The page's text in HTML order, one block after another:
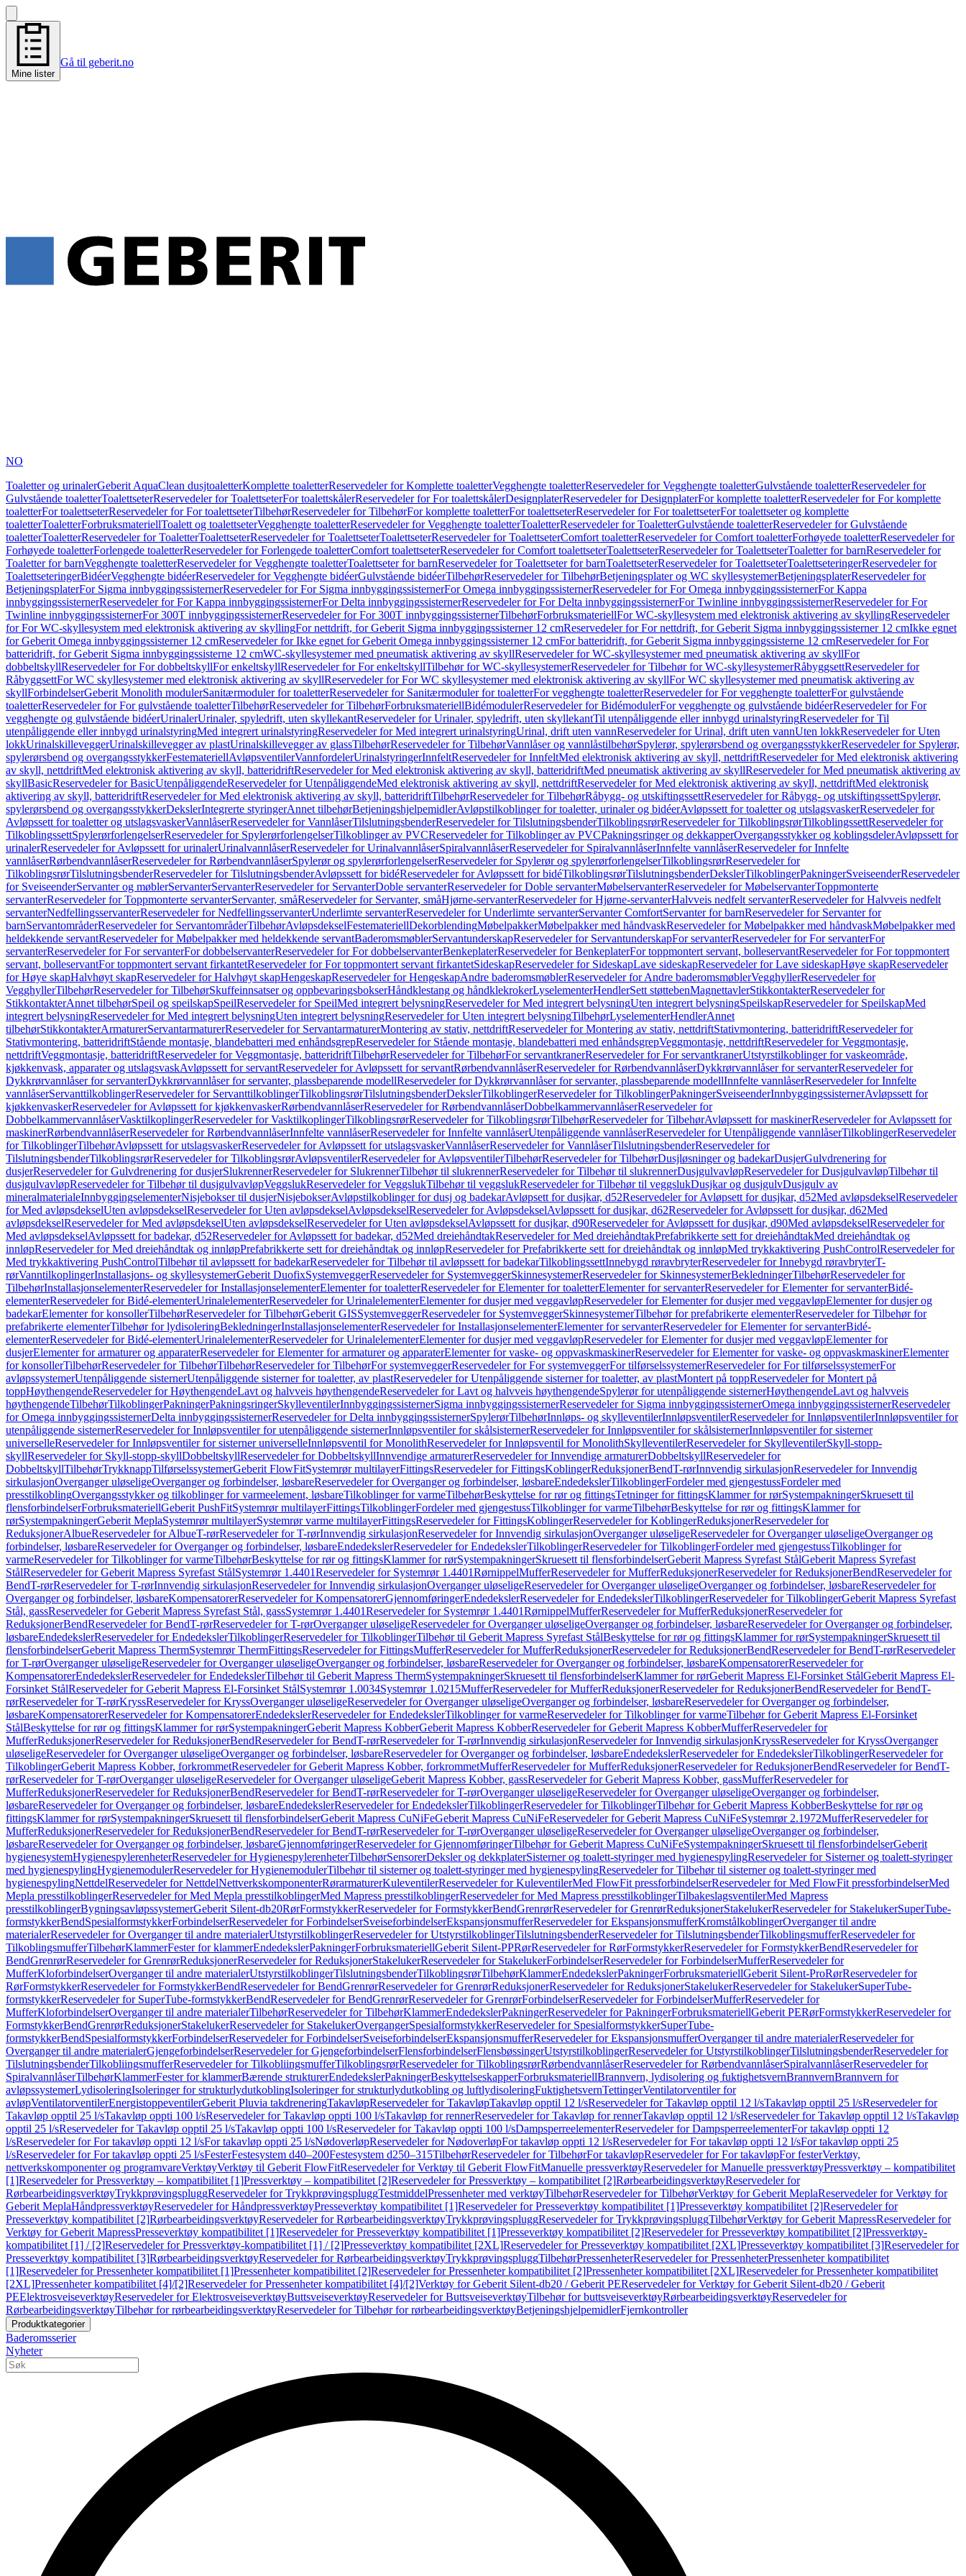
Mine lister
Gå til geberit.no
NO
Toaletter og urinalerGeberit AquaClean dusjtoaletterKomplette toaletterReservedeler for Komplette toaletterVegghengte toaletterReservedeler for Vegghengte toaletterGulvstående toaletterReservedeler for
Gulvstående toaletterToalettseterReservedeler for ToalettseterFor toalettskålerReservedeler for For toalettskålerDesignplaterReservedeler for DesignplaterFor komplette toaletterReservedeler for For komplette
toaletterFor toalettseterReservedeler for For toalettseterTilbehørReservedeler for TilbehørFor komplette toaletterFor toalettseterReservedeler for For toalettseterFor toalettseter og komplette
toaletterToaletterForbruksmateriellToalett og toalettseterVegghengte toaletterReservedeler for Vegghengte toaletterToaletterReservedeler for ToaletterGulvstående toaletterReservedeler for Gulvstående
toaletterToaletterReservedeler for ToaletterToalettseterReservedeler for ToalettseterToalettseterReservedeler for ToalettseterComfort toaletterReservedeler for Comfort toaletterForhøyede toaletterReservedeler for
Forhøyede toaletterForlengede toaletterReservedeler for Forlengede toaletterComfort toalettseterReservedeler for Comfort toalettseterToalettseterReservedeler for ToalettseterToaletter for barnReservedeler for
Toaletter for barnVegghengte toaletterReservedeler for Vegghengte toaletterToalettseter for barnReservedeler for Toalettseter for barnToalettseterReservedeler for ToalettseterToalettseteringerReservedeler for
ToalettseteringerBidéerVegghengte bidéerReservedeler for Vegghengte bidéerGulvstående bidéerTilbehørReservedeler for TilbehørBetjeningsplater og WC skyllesystemerBetjeningsplaterReservedeler for
BetjeningsplaterFor Sigma innbyggingssisternerReservedeler for For Sigma innbyggingssisternerFor Omega innbyggingssisternerReservedeler for For Omega innbyggingssisternerFor Kappa
innbyggingssisternerReservedeler for For Kappa innbyggingssisternerFor Delta innbyggingssisternerReservedeler for For Delta innbyggingssisternerFor Twinline innbyggingssisternerReservedeler for For
Twinline innbyggingssisternerFor 300T innbyggingssisternerReservedeler for For 300T innbyggingssisternerTilbehørForbruksmateriellFor WC-skyllesystem med elektronisk aktivering av skyllingReservedeler
for For WC-skyllesystem med elektronisk aktivering av skyllingFor nettdrift, for Geberit Sigma innbyggingssisterner 12 cmReservedeler for For nettdrift, for Geberit Sigma innbyggingssisterner 12 cmIkke egnet
for Geberit Omega innbyggingssisterner 12 cmReservedeler for Ikke egnet for Geberit Omega innbyggingssisterner 12 cmFor batteridrift, for Geberit Sigma innbyggingssisterne 12 cmReservedeler for For
batteridrift, for Geberit Sigma innbyggingssisterne 12 cmWC-skyllesystemer med pneumatisk aktivering av skyllReservedeler for WC-skyllesystemer med pneumatisk aktivering av skyllFor
dobbeltskyllReservedeler for For dobbeltskyllFor enkeltskyllReservedeler for For enkeltskyllTilbehør for WC-skyllesystemerReservedeler for Tilbehør for WC-skyllesystemerRåbyggsettReservedeler for
RåbyggsettFor WC skyllesystemer med elektronisk aktivering av skyllReservedeler for For WC skyllesystemer med elektronisk aktivering av skyllFor WC skyllesystemer med pneumatisk aktivering av
skyllForbindelserGeberit Monolith modulerSanitærmoduler for toaletterReservedeler for Sanitærmoduler for toaletterFor vegghengte toaletterReservedeler for For vegghengte toaletterFor gulvstående
toaletterReservedeler for For gulvstående toaletterTilbehørReservedeler for TilbehørForbruksmateriellBidémodulerReservedeler for BidémodulerFor vegghengte og gulvstående bidéerReservedeler for For
vegghengte og gulvstående bidéerUrinalerUrinaler, spyledrift, uten skyllekantReservedeler for Urinaler, spyledrift, uten skyllekantTil utenpåliggende eller innbygd urinalstyringReservedeler for Til
utenpåliggende eller innbygd urinalstyringMed integrert urinalstyringReservedeler for Med integrert urinalstyringUrinal, drift uten vannReservedeler for Urinal, drift uten vannUten lokkReservedeler for Uten
lokkUrinalskilleveggerUrinalskillevegger av plastUrinalskillevegger av glassTilbehørReservedeler for TilbehørVannlåser og vannlåstilbehørSpylerør, spylerørsbend og overgangsstykkerReservedeler for Spylerør,
spylerørsbend og overgangsstykkerFestemateriellAvløpsventilerVannfordelerUrinalstyringerInnfeltReservedeler for InnfeltMed elektronisk aktivering av skyll, nettdriftReservedeler for Med elektronisk aktivering
av skyll, nettdriftMed elektronisk aktivering av skyll, batteridriftReservedeler for Med elektronisk aktivering av skyll, batteridriftMed pneumatisk aktivering av skyllReservedeler for Med pneumatisk aktivering av
skyllBasicReservedeler for BasicUtenpåliggendeReservedeler for UtenpåliggendeMed elektronisk aktivering av skyll, nettdriftReservedeler for Med elektronisk aktivering av skyll, nettdriftMed elektronisk
aktivering av skyll, batteridriftReservedeler for Med elektronisk aktivering av skyll, batteridriftTilbehørReservedeler for TilbehørRåbygg- og utskiftingssettReservedeler for Råbygg- og utskiftingssettSpylerør,
spylerørsbend og overgangsstykkerDekslerIntegrerte styringerAnnet tilbehørBetjeningshjelpemidlerAvløpstilkoblinger for toaletter, urinaler og bidéerAvløpssett for toaletter og utslagsvaskerReservedeler for
Avløpssett for toaletter og utslagsvaskerVannlåserReservedeler for VannlåserTilslutningsbenderReservedeler for TilslutningsbenderTilkoblingsrørReservedeler for TilkoblingsrørTilkoblingssettReservedeler for
TilkoblingssettSpylerørforlengelserReservedeler for SpylerørforlengelserTilkoblinger av PVCReservedeler for Tilkoblinger av PVCPakningsringer og dekkapperOvergangsstykker og koblingsdelerAvløpssett for
urinalerReservedeler for Avløpssett for urinalerUrinalvannlåserReservedeler for UrinalvannlåserSpiralvannlåserReservedeler for SpiralvannlåserInnfelte vannlåserReservedeler for Innfelte
vannlåserRørbendvannlåserReservedeler for RørbendvannlåserSpylerør og spylerørforlengelserReservedeler for Spylerør og spylerørforlengelserTilkoblingsrørReservedeler for
TilkoblingsrørTilslutningsbenderReservedeler for TilslutningsbenderAvløpssett for bidéReservedeler for Avløpssett for bidéTilkoblingsrørTilslutningsbenderDekslerTilkoblingerPakningerSveiseenderReservedeler
for SveiseenderServanter og møblerServanterServanterReservedeler for ServanterDoble servanterReservedeler for Doble servanterMøbelservanterReservedeler for MøbelservanterToppmonterte
servanterReservedeler for Toppmonterte servanterServanter, småReservedeler for Servanter, småHjørne-servanterReservedeler for Hjørne-servanterHalvveis nedfelt servanterReservedeler for Halvveis nedfelt
servanterNedfellingsservanterReservedeler for NedfellingsservanterUnderlimte servanterReservedeler for Underlimte servanterServanter ComfortServanter for barnReservedeler for Servanter for
barnServantområderReservedeler for ServantområderTilbehørAvløpsdekselFestemateriellDekorblendingMøbelpakkerMøbelpakker med håndvaskReservedeler for Møbelpakker med håndvaskMøbelpakker med
heldekkende servantReservedeler for Møbelpakker med heldekkende servantBaderomsmøblerServantunderskapReservedeler for ServantunderskapFor servanterReservedeler for For servanterFor
servanterReservedeler for For servanterFor dobbelservanterReservedeler for For dobbelservanterBenkeplaterReservedeler for BenkeplaterFor toppmontert servant, bolleservantReservedeler for For toppmontert
servant, bolleservantFor toppmontert servant firkantetReservedeler for For toppmontert servant firkantetSideskapReservedeler for SideskapLave sideskapReservedeler for Lave sideskapHøye skapReservedeler
for Høye skapHalvhøyt skapReservedeler for Halvhøyt skapHengeskapReservedeler for HengeskapAndre baderomsmøblerReservedeler for Andre baderomsmøblerVegghyllerReservedeler for
VegghyllerTilbehørReservedeler for TilbehørSkuffeinnsatser og oppbevaringsbokserHåndklestang og håndklekrokerLyselementerHendlerSett støttebenMagnettavlerStikkontakterReservedeler for
StikkontakterAnnet tilbehørSpeil og speilskapSpeilReservedeler for SpeilMed integrert belysningReservedeler for Med integrert belysningUten integrert belysningSpeilskapReservedeler for SpeilskapMed
integrert belysningReservedeler for Med integrert belysningUten integrert belysningReservedeler for Uten integrert belysningTilbehørLyselementerHendlerAnnet
tilbehørStikkontakterArmaturerServantarmaturerReservedeler for ServantarmaturerMontering av stativ, nettdriftReservedeler for Montering av stativ, nettdriftStativmontering, batteridriftReservedeler for
Stativmontering, batteridriftStående montasje, blandebatteri med enhåndsgrepReservedeler for Stående montasje, blandebatteri med enhåndsgrepVeggmontasje, nettdriftReservedeler for Veggmontasje,
nettdriftVeggmontasje, batteridriftReservedeler for Veggmontasje, batteridriftTilbehørReservedeler for TilbehørFor servantkranerReservedeler for For servantkranerUtstyrstilkoblinger for vaskeområde,
kjøkkenvask, apparater og utslagsvaskAvløpssett for servantReservedeler for Avløpssett for servantRørbendvannlåserReservedeler for RørbendvannlåserDykkrørvannlåser for servanterReservedeler for
Dykkrørvannlåser for servanterDykkrørvannlåser for servanter, plassbeparende modellReservedeler for Dykkrørvannlåser for servanter, plassbeparende modellInnfelte vannlåserReservedeler for Innfelte
vannlåserServanttilkoblingerReservedeler for ServanttilkoblingerTilkoblingsrørTilslutningsbenderDekslerTilkoblingerReservedeler for TilkoblingerPakningerSveiseenderInnbyggingssisternerAvløpssett for
kjøkkenvaskerReservedeler for Avløpssett for kjøkkenvaskerRørbendvannlåserReservedeler for RørbendvannlåserDobbelkammervannlåserReservedeler for
DobbelkammervannlåserVasktilkoplingerReservedeler for VasktilkoplingerTilkoblingsrørReservedeler for TilkoblingsrørTilbehørReservedeler for TilbehørAvløpssett for maskinerReservedeler for Avløpssett for
maskinerRørbendvannlåserReservedeler for RørbendvannlåserInnfelte vannlåserReservedeler for Innfelte vannlåserUtenpåliggende vannlåserReservedeler for Utenpåliggende vannlåserTilkoblingerReservedeler
for TilkoblingerTilbehørAvløpssett for utslagsvaskerReservedeler for Avløpssett for utslagsvaskerVannlåserReservedeler for VannlåserTilslutningsbenderReservedeler for
TilslutningsbenderTilkoblingsrørReservedeler for TilkoblingsrørAvløpsventilerReservedeler for AvløpsventilerTilbehørReservedeler for TilbehørDusjløsninger og badekarDusjerGulvdrenering for
dusjerReservedeler for Gulvdrenering for dusjerSlukrennerReservedeler for SlukrennerTilbehør til slukrennerReservedeler for Tilbehør til slukrennerDusjgulvavløpReservedeler for DusjgulvavløpTilbehør til
dusjgulvavløpReservedeler for Tilbehør til dusjgulvavløpVeggslukReservedeler for VeggslukTilbehør til veggslukReservedeler for Tilbehør til veggslukDusjkar og dusjgulvDusjgulv av
mineralmaterialeInnbyggingselementerNisjebokser til dusjerNisjebokserAvløpstilkoblinger for dusj og badekarAvløpsett for dusjkar, d52Reservedeler for Avløpsett for dusjkar, d52Med avløpsdekselReservedeler
for Med avløpsdekselUten avløpsdekselReservedeler for Uten avløpsdekselAvløpsdekselReservedeler for AvløpsdekselAvløpssett for dusjkar, d62Reservedeler for Avløpssett for dusjkar, d62Med
avløpsdekselReservedeler for Med avløpsdekselUten avløpsdekselReservedeler for Uten avløpsdekselAvløpssett for dusjkar, d90Reservedeler for Avløpssett for dusjkar, d90Med avløpsdekselReservedeler for
Med avløpsdekselAvløpssett for badekar, d52Reservedeler for Avløpssett for badekar, d52Med dreiehåndtakReservedeler for Med dreiehåndtakPrefabrikkerte sett for dreiehåndtakMed dreiehåndtak og
innløpReservedeler for Med dreiehåndtak og innløpPrefabrikkerte sett for dreiehåndtak og innløpReservedeler for Prefabrikkerte sett for dreiehåndtak og innløpMed trykkaktivering PushControlReservedeler for
Med trykkaktivering PushControlTilbehør til avløpssett for badekarReservedeler for Tilbehør til avløpssett for badekarTilkoblingssettInnebygd røravbryterReservedeler for Innebygd røravbryterT-
rørVanntilkoplingerInstallasjons- og skyllesystemerGeberit DuofixSystemveggerReservedeler for SystemveggerSkinnesystemerReservedeler for SkinnesystemerBekledningerTilbehørReservedeler for
TilbehørInstallasjonselementerReservedeler for InstallasjonselementerElementer for toaletterReservedeler for Elementer for toaletterElementer for servanterReservedeler for Elementer for servanterBidé-
elementerReservedeler for Bidé-elementerUrinalelementerReservedeler for UrinalelementerElementer for dusjer med veggavløpReservedeler for Elementer for dusjer med veggavløpElementer for dusjer og
badekarElementer for konsollerTilbehørReservedeler for TilbehørGeberit GISSystemveggerReservedeler for SystemveggerSkinnesystemerTilbehør for prefabrikerte elementerReservedeler for Tilbehør for
prefabrikerte elementerTilbehør for lydisoleringBekledningerInstallasjonselementerReservedeler for InstallasjonselementerElementer for servanterReservedeler for Elementer for servanterBidé-
elementerReservedeler for Bidé-elementerUrinalelementerReservedeler for UrinalelementerElementer for dusjer med veggavløpReservedeler for Elementer for dusjer med veggavløpElementer for
dusjerElementer for armaturer og apparaterReservedeler for Elementer for armaturer og apparaterElementer for vaske- og oppvaskmaskinerReservedeler for Elementer for vaske- og oppvaskmaskinerElementer
for konsollerTilbehørReservedeler for TilbehørTilbehørReservedeler for TilbehørFor systemveggerReservedeler for For systemveggerFor tilførselssystemerReservedeler for For tilførselssystemerFor
avløpssystemerUtenpåliggende sisternerUtenpåliggende sisterner for toaletter, av plastReservedeler for Utenpåliggende sisterner for toaletter, av plastMontert på toppReservedeler for Montert på
toppHøythengendeReservedeler for HøythengendeLavt og halvveis høythengendeReservedeler for Lavt og halvveis høythengendeSpylerør for utenpåliggende sisternerHøythengendeLavt og halvveis
høythengendeTilbehørTilkoblingerPakningerPakningsringerSkylleventilerInnbyggingssisternerSigma innbyggingssisternerReservedeler for Sigma innbyggingssisternerOmega innbyggingssisternerReservedeler
for Omega innbyggingssisternerDelta innbyggingssisternerReservedeler for Delta innbyggingssisternerSpylerørTilbehørInnløps- og skylleventilerInnløpsventilerReservedeler for InnløpsventilerInnløpsventiler for
utenpåliggende sisternerReservedeler for Innløpsventiler for utenpåliggende sisternerInnløpsventiler for skålsisternerReservedeler for Innløpsventiler for skålsisternerInnløpsventiler for sisterner
universelleReservedeler for Innløpsventiler for sisterner universelleInnløpsventil for MonolithReservedeler for Innløpsventil for MonolithSkylleventilerReservedeler for SkylleventilerSkyll-stopp-
skyllReservedeler for Skyll-stopp-skyllDobbeltskyllReservedeler for DobbeltskyllInnvendige armaturerReservedeler for Innvendige armaturerDobbeltskyllReservedeler for
DobbeltskyllTilbehørTrykknappTilførselssystemerGeberit FlowFitSystemrør multilayerFittingsReservedeler for FittingsKoblingerReduksjonerBendT-rørInnvendig sirkulasjonReservedeler for Innvendig
sirkulasjonOverganger uløseligeOverganger og forbindelser, løsbareReservedeler for Overganger og forbindelser, løsbareEndedekslerTilkoblingerFordeler med gjengestussFordeler med
presstilkoblingOvergangsstykker og tilkoblinger for varmeelement, løsbareTilkoblinger for varmeTilbehørBeskyttelse for rør og fittingsTetninger for fittingsKlammer for rørSystempakningerSkruesett til
flensforbindelserForbruksmateriellGeberit PushFitSystemrør multilayerFittingsTilkoblingerFordeler med gjengestussTilkoblinger for varmeTilbehørBeskyttelse for rør og fittingsKlammer for
rørSystempakningerGeberit MeplaSystemrør multilayerSystemrør varme multilayerFittingsReservedeler for FittingsKoblingerReservedeler for KoblingerReduksjonerReservedeler for
ReduksjonerAlbueReservedeler for AlbueT-rørReservedeler for T-rørInnvendig sirkulasjonReservedeler for Innvendig sirkulasjonOverganger uløseligeReservedeler for Overganger uløseligeOverganger og
forbindelser, løsbareReservedeler for Overganger og forbindelser, løsbareEndedekslerReservedeler for EndedekslerTilkoblingerReservedeler for TilkoblingerFordeler med gjengestussTilkoblinger for
varmeReservedeler for Tilkoblinger for varmeTilbehørBeskyttelse for rør og fittingsKlammer for rørSystempakningerSkruesett til flensforbindelserGeberit Mapress Syrefast StålGeberit Mapress Syrefast
StålReservedeler for Geberit Mapress Syrefast StålSystemrør 1.4401Reservedeler for Systemrør 1.4401RørnippelMufferReservedeler for MufferReduksjonerReservedeler for ReduksjonerBendReservedeler for
BendT-rørReservedeler for T-rørInnvendig sirkulasjonReservedeler for Innvendig sirkulasjonOverganger uløseligeReservedeler for Overganger uløseligeOverganger og forbindelser, løsbareReservedeler for
Overganger og forbindelser, løsbareKompensatorerReservedeler for KompensatorerGjennomføringerEndedekslerReservedeler for EndedekslerTilkoblingerReservedeler for TilkoblingerGeberit Mapress Syrefast
Stål, gassReservedeler for Geberit Mapress Syrefast Stål, gassSystemrør 1.4401Reservedeler for Systemrør 1.4401RørnippelMufferReservedeler for MufferReduksjonerReservedeler for
ReduksjonerBendReservedeler for BendT-rørReservedeler for T-rørOverganger uløseligeReservedeler for Overganger uløseligeOverganger og forbindelser, løsbareReservedeler for Overganger og forbindelser,
løsbareEndedekslerReservedeler for EndedekslerTilkoblingerReservedeler for TilkoblingerTilbehør til Geberit Mapress Syrefast StålBeskyttelse for rør og fittingsKlammer for rørSystempakningerSkruesett til
flensforbindelserGeberit Mapress ThermSystemrør ThermFittingsReservedeler for FittingsMufferReservedeler for MufferReduksjonerReservedeler for ReduksjonerBendReservedeler for BendT-rørReservedeler
for T-rørOverganger uløseligeReservedeler for Overganger uløseligeOverganger og forbindelser, løsbareReservedeler for Overganger og forbindelser, løsbareKompensatorerReservedeler for
KompensatorerEndedekslerReservedeler for EndedekslerTilbehør til Geberit Mapress ThermSystempakningerSkruesett til flensforbindelserKlammer for rørGeberit Mapress El-Forsinket StålGeberit Mapress El-
Forsinket StålReservedeler for Geberit Mapress El-Forsinket StålSystemrør 1.0034Systemrør 1.0215MufferReservedeler for MufferReduksjonerReservedeler for ReduksjonerBendReservedeler for BendT-
rørReservedeler for T-rørKryssReservedeler for KryssOverganger uløseligeReservedeler for Overganger uløseligeOverganger og forbindelser, løsbareReservedeler for Overganger og forbindelser,
løsbareKompensatorerReservedeler for KompensatorerEndedekslerReservedeler for EndedekslerTilkoblinger for varmeReservedeler for Tilkoblinger for varmeTilbehør for Geberit Mapress El-Forsinket
StålBeskyttelse for rør og fittingsKlammer for rørSystempakningerGeberit Mapress KobberGeberit Mapress KobberReservedeler for Geberit Mapress KobberMufferReservedeler for
MufferReduksjonerReservedeler for ReduksjonerBendReservedeler for BendT-rørReservedeler for T-rørInnvendig sirkulasjonReservedeler for Innvendig sirkulasjonKryssReservedeler for KryssOverganger
uløseligeReservedeler for Overganger uløseligeOverganger og forbindelser, løsbareReservedeler for Overganger og forbindelser, løsbareEndedekslerReservedeler for EndedekslerTilkoblingerReservedeler for
TilkoblingerGeberit Mapress Kobber, forkrommetReservedeler for Geberit Mapress Kobber, forkrommetMufferReservedeler for MufferReduksjonerReservedeler for ReduksjonerBendReservedeler for BendT-
rørReservedeler for T-rørOverganger uløseligeReservedeler for Overganger uløseligeGeberit Mapress Kobber, gassReservedeler for Geberit Mapress Kobber, gassMufferReservedeler for
MufferReduksjonerReservedeler for ReduksjonerBendReservedeler for BendT-rørReservedeler for T-rørOverganger uløseligeReservedeler for Overganger uløseligeOverganger og forbindelser,
løsbareReservedeler for Overganger og forbindelser, løsbareEndedekslerReservedeler for EndedekslerTilkoblingerReservedeler for TilkoblingerTilbehør for Geberit Mapress KobberBeskyttelse for rør og
fittingsKlammer for rørSystempakningerSkruesett til flensforbindelserGeberit Mapress CuNiFeGeberit Mapress CuNiFeReservedeler for Geberit Mapress CuNiFeSystemrør 2.1972MufferReservedeler for
MufferReduksjonerReservedeler for ReduksjonerBendReservedeler for BendT-rørReservedeler for T-rørOverganger uløseligeReservedeler for Overganger uløseligeOverganger og forbindelser,
løsbareReservedeler for Overganger og forbindelser, løsbareGjennomføringerReservedeler for GjennomføringerTilbehør for Geberit Mapress CuNiFeSystempakningerSkruesett til flensforbindelserGeberit
hygienesystemHygienespylerenheterReservedeler for HygienespylerenheterTilbehørSensorerDeksler og dekkplaterSisterner og toalett-styringer med hygienespylingReservedeler for Sisterner og toalett-styringer
med hygienespylingHygienemodulerReservedeler for HygienemodulerTilbehør til sisterner og toalett-styringer med hygienespylingReservedeler for Tilbehør til sisterner og toalett-styringer med
hygienespylingNettdelReservedeler for NettdelNettverkskomponenterRørarmaturerKuleventilerReservedeler for KuleventilerMed FlowFit pressforbindelserReservedeler for Med FlowFit pressforbindelserMed
Mepla presstilkoblingerReservedeler for Med Mepla presstilkoblingerMed Mapress presstilkoblingerReservedeler for Med Mapress presstilkoblingerTilbakeslagsventilerMed Mapress
presstilkoblingerBygningsavløpssystemerGeberit Silent-db20RørFormstykkerReservedeler for FormstykkerBendGrenrørReservedeler for GrenrørReduksjonerStakelukerReservedeler for StakelukerSuperTube-
formstykkerBendSpesialformstykkerForbindelserReservedeler for ForbindelserSveiseforbindelserEkspansjonsmufferReservedeler for EkspansjonsmufferKromstålkoblingerOverganger til andre
materialerReservedeler for Overganger til andre materialerUtstyrstilkoblingerReservedeler for UtstyrstilkoblingerTilslutningsbenderReservedeler for TilslutningsbenderTilkoblingsmufferReservedeler for
TilkoblingsmufferTilbehørKlammerFester for klammerEndedekslerPakningerForbruksmateriellGeberit Silent-PPRørReservedeler for RørFormstykkerReservedeler for FormstykkerBendReservedeler for
BendGrenrørReservedeler for GrenrørReduksjonerReservedeler for ReduksjonerStakelukerReservedeler for StakelukerForbindelserReservedeler for ForbindelserMufferReservedeler for
MufferKloforbindelserOverganger til andre materialerUtstyrstilkoblingerTilslutningsbenderTilkoblingsrørTilbehørKlammerEndedekslerPakningerForbruksmateriellGeberit Silent-ProRørReservedeler for
RørFormstykkerReservedeler for FormstykkerBendReservedeler for BendGrenrørReservedeler for GrenrørReduksjonerReservedeler for ReduksjonerStakelukerReservedeler for StakelukerSuperTube-
formstykkerReservedeler for SuperTube-formstykkerBendReservedeler for BendGrenrørReservedeler for GrenrørForbindelserReservedeler for ForbindelserMufferReservedeler for
MufferKloforbindelserOverganger til andre materialerTilbehørReservedeler for TilbehørKlammerEndedekslerPakningerReservedeler for PakningerForbruksmateriellGeberit PERørFormstykkerReservedeler for
FormstykkerBendGrenrørReduksjonerStakelukerReservedeler for StakelukerOvergangerSpesialformstykkerReservedeler for SpesialformstykkerSuperTube-
formstykkerBendSpesialformstykkerForbindelserReservedeler for ForbindelserSveiseforbindelserEkspansjonsmufferReservedeler for EkspansjonsmufferOverganger til andre materialerReservedeler for
Overganger til andre materialerGjengeforbindelserReservedeler for GjengeforbindelserFlensforbindelserFlensbøssingerUtstyrstilkoblingerReservedeler for UtstyrstilkoblingerTilslutningsbenderReservedeler for
TilslutningsbenderTilkobliingsmufferReservedeler for TilkobliingsmufferTilkoblingsrørReservedeler for TilkoblingsrørRørbendvannlåserReservedeler for RørbendvannlåserSpiralvannlåserReservedeler for
SpiralvannlåserTilbehørKlammerFester for klammerBærende strukturerEndedekslerPakningerBeskyttelseskapperForbruksmateriellBrannvern, lydisolering og fuktighetsvernBrannvernBrannvern for
avløpssystemerLydisoleringIsoleringer for strukturlydutkoblingIsoleringer for strukturlydutkobling og luftlydisoleringFuktighetsvernTettingerVentilatorventiler for
avløpVentilatorventilerEnergistoppeventilerGeberit Pluvia takdreneringTakavløpReservedeler for TakavløpTakavløp opptil 12 l/sReservedeler for Takavløp opptil 12 l/sTakavløp opptil 25 l/sReservedeler for
Takavløp opptil 25 l/sTakavløp oppti 100 l/sReservedeler for Takavløp oppti 100 l/sTakavløp for rennerReservedeler for Takavløp for rennerTakavløp opptil 12 l/sReservedeler for Takavløp opptil 12 l/sTakavløp
opptil 25 l/sReservedeler for Takavløp opptil 25 l/sTakavløp oppti 100 l/sReservedeler for Takavløp oppti 100 l/sDampsperreelementerReservedeler for DampsperreelementerFor takavløp oppti 12
l/sReservedeler for For takavløp oppti 12 l/sFor takavløp oppti 25 l/sNødoverløpReservedeler for NødoverløpFor takavløp oppti 12 l/sReservedeler for For takavløp oppti 12 l/sFor takavløp oppti 25
l/sReservedeler for For takavløp oppti 25 l/sFesterFestesystem d40–200Festesystem d250–315TilbehørReservedeler for TilbehørFor takavløpReservedeler for For takavløpFor festerVerktøy,
nettverkskomponenter og programvareVerktøyVerktøy til Geberit FlowFitReservedeler for Verktøy til Geberit FlowFitManuelle pressverktøyReservedeler for Manuelle pressverktøyPressverktøy – kompatibilitet
[1]Reservedeler for Pressverktøy – kompatibilitet [1]Pressverktøy – kompatibilitet [2]Reservedeler for Pressverktøy – kompatibilitet [2]RørbearbeidingsverktøyReservedeler for
RørbearbeidingsverktøyTrykkprøvingspluggReservedeler for TrykkprøvingspluggTestmiddelPressenheter med verktøyTilbehørReservedeler for TilbehørVerktøy for Geberit MeplaReservedeler for Verktøy for
Geberit MeplaHåndpressverktøyReservedeler for HåndpressverktøyPresseverktøy kompatibilitet [1]Reservedeler for Presseverktøy kompatibilitet [1]Presseverktøy kompatibilitet [2]Reservedeler for
Presseverktøy kompatibilitet [2]RørbearbeidingsverktøyReservedeler for RørbearbeidingsverktøyTrykkprøvingspluggReservedeler for TrykkprøvingspluggTilbehørVerktøy for Geberit MapressReservedeler for
Verktøy for Geberit MapressPresseverktøy kompatibilitet [1]Reservedeler for Presseverktøy kompatibilitet [1]Presseverktøy kompatibilitet [2]Reservedeler for Presseverktøy kompatibilitet [2]Pressverktøy-
kompatibilitet [1] / [2]Reservedeler for Pressverktøy-kompatibilitet [1] / [2]Presseverktøy kompatibilitet [2XL]Reservedeler for Presseverktøy kompatibilitet [2XL]Presseverktøy kompatibilitet [3]Reservedeler for
Presseverktøy kompatibilitet [3]RørbearbeidingsverktøyReservedeler for RørbearbeidingsverktøyTrykkprøvingspluggTilbehørPressenheterReservedeler for PressenheterPressenheter kompatibilitet
[1]Reservedeler for Pressenheter kompatibilitet [1]Pressenheter kompatibilitet [2]Reservedeler for Pressenheter kompatibilitet [2]Pressenheter kompatibilitet [2XL]Reservedeler for Pressenheter kompatibilitet
[2XL]Pressenheter kompatibilitet [4]/[2]Reservedeler for Pressenheter kompatibilitet [4]/[2]Verktøy for Geberit Silent-db20 / Geberit PEReservedeler for Verktøy for Geberit Silent-db20 / Geberit
PEElektrosveiseverktøyReservedeler for ElektrosveiseverktøyButtsveiseverktøyReservedeler for ButtsveiseverktøyTilbehør for buttsveiseverktøyRørbearbeidingsverktøyReservedeler for
RørbearbeidingsverktøyTilbehør for rørbearbeidingsverktøyReservedeler for Tilbehør for rørbearbeidingsverktøyBetjeningshjelpemidlerFjernkontroller
Produktkategorier
Baderomsserier
Nyheter